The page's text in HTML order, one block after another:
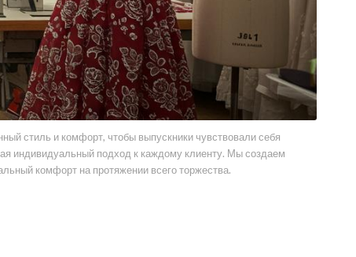
стиль и комфорт, чтобы выпускники чувствовали себя
индивидуальный подход к каждому клиенту. Мы создаем
комфорт на протяжении всего торжества.